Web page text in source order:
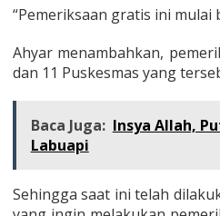
“Pemeriksaan gratis ini mulai
Ahyar menambahkan,
dan 11 Puskesmas yang
Baca Juga: Insya Allah,
Labuapi
Sehingga saat ini telah